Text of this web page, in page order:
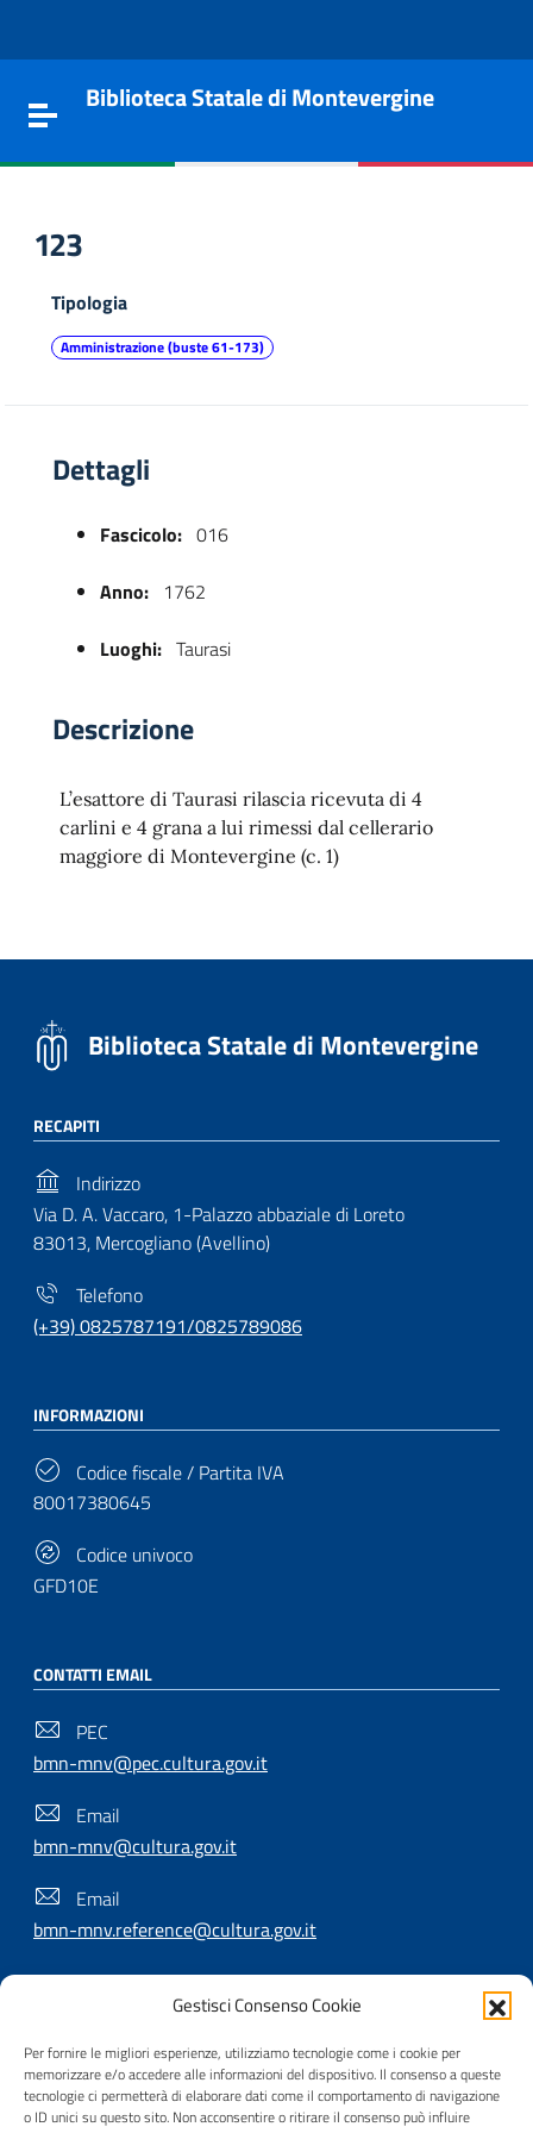
Gestisci Consenso Cookie
Per fornire le migliori esperienze, utilizziamo tecnologie come i cookie per
memorizzare e/o accedere alle informazioni del dispositivo. Il consenso a queste
tecnologie ci permetterà di elaborare dati come il comportamento di navigazione
o ID unici su questo sito. Non acconsentire o ritirare il consenso può influire
Toggle navigation
Biblioteca Statale di Montevergine
123
Tipologia
Amministrazione (buste 61-173)
Dettagli
Fascicolo: 016
Anno: 1762
Luoghi: Taurasi
Descrizione
L’esattore di Taurasi rilascia ricevuta di 4
carlini e 4 grana a lui rimessi dal cellerario
maggiore di Montevergine (c. 1)
Biblioteca Statale di Montevergine
RECAPITI
Indirizzo
Via D. A. Vaccaro, 1-Palazzo abbaziale di Loreto
83013, Mercogliano (Avellino)
Telefono
(+39) 0825787191/0825789086
INFORMAZIONI
Codice fiscale / Partita IVA
80017380645
Codice univoco
GFD10E
CONTATTI EMAIL
PEC
bmn-mnv@pec.cultura.gov.it
Email
bmn-mnv@cultura.gov.it
Email
bmn-mnv.reference@cultura.gov.it